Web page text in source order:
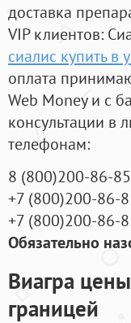
доставка
VIP клиентов:
сиалис купить в
оплата
Web Money и с
консультации в
телефонам:
8 (800)200-86-85
+7 (800)200-86-
+7 (800)200-86-
Обязательно
Виагра
границей